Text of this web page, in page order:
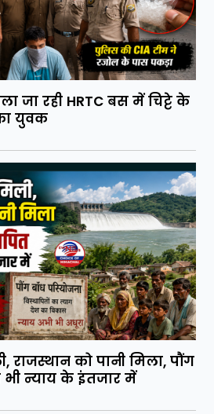
जा रही HRTC बस में चिट्टे के
युवक
राजस्थान को पानी मिला, पौंग
भी न्याय के इंतजार में